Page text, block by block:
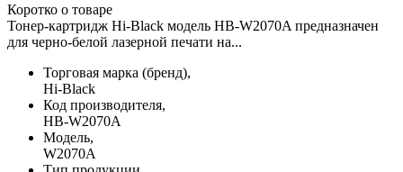
Коротко о товаре
Тонер-картридж Hi-Black модель HB-W2070A предназначен
для черно-белой лазерной печати на...
Торговая марка (бренд),
Hi-Black
Код производителя,
HB-W2070A
Модель,
W2070A